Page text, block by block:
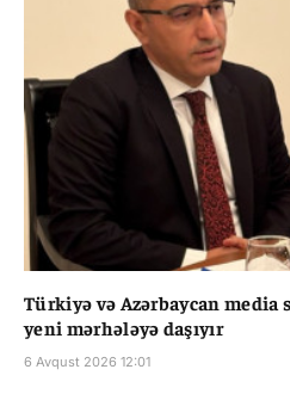
Türkiyə və Azərbaycan media
yeni mərhələyə daşıyır
6 Avqust 2026 12:01